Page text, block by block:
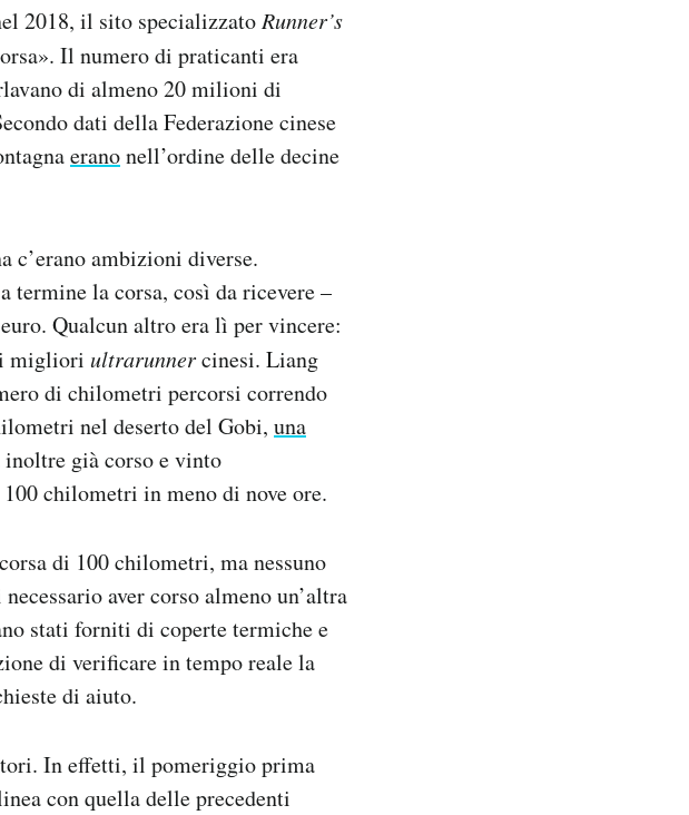
2018, il sito specializzatoRunner’s
Il numero di praticanti era
di almeno 20 milioni di
dati della Federazione cinese
eranonell’ordine delle decine
c’erano ambizioni diverse.
la corsa, così da ricevere –
Qualcun altro era lì per vincere:
migliori ultrarunnercinesi. Liang
di chilometri percorsi correndo
nel deserto del Gobi, una
inoltre già corso e vinto
chilometri in meno di nove ore.
di 100 chilometri, ma nessuno
aver corso almeno un’altra
stati forniti di coperte termiche e
di verificare in tempo reale la
di aiuto.
In effetti, il pomeriggio prima
con quella delle precedenti